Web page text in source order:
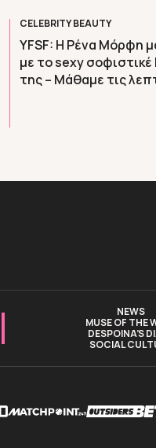
CELEBRITY BEAUTY
YFSF: H Ρένα Μόρφη
με το sexy
της – Mάθαμε τις
NEWS
MUSE OF THE
DESPOINA’S
SOCIAL